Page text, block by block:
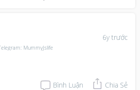
6y trước
MummyJslife
Bình Luận Chia Sẻ